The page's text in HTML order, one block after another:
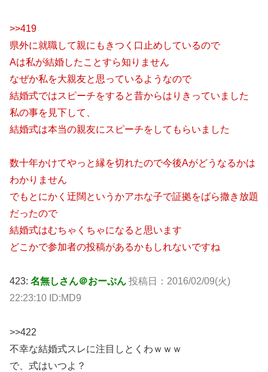
>>419
県外に就職して親にもきつく口止めしているので
Aは私が結婚したことすら知りません
なぜか私を大親友と思っているようなので
結婚式ではスピーチをすると昔からはりきっていました
私の事を見下して、
結婚式は本当の親友にスピーチをしてもらいました
数十年かけてやっと縁を切れたので今後Aがどうなるかは
わかりません
でもとにかく迂闊というかアホな子で証拠をばら撒き放題
だったので
結婚式はむちゃくちゃになると思います
どこかで参加者の投稿があるかもしれないですね
423: 名無しさん＠おーぷん 投稿日：2016/02/09(火)
22:23:10 ID:MD9
>>422
不幸な結婚式スレに注目しとくわｗｗｗ
で、式はいつよ？